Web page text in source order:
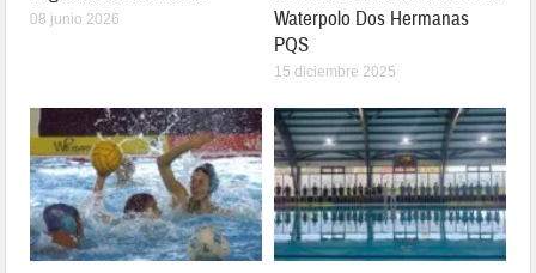
08 junio 2026
Waterpolo Dos Hermanas
PQS
15 diciembre 2025